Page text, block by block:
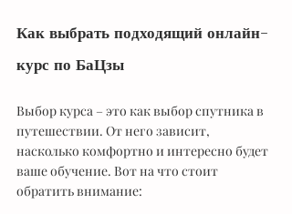
Как выбрать подходящий онлайн-
курс по БаЦзы
Выбор курса – это как выбор спутника в
путешествии. От него зависит,
насколько комфортно и интересно будет
ваше обучение. Вот на что стоит
обратить внимание: